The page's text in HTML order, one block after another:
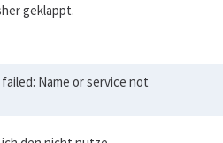
geklappt.
failed: Name or service not